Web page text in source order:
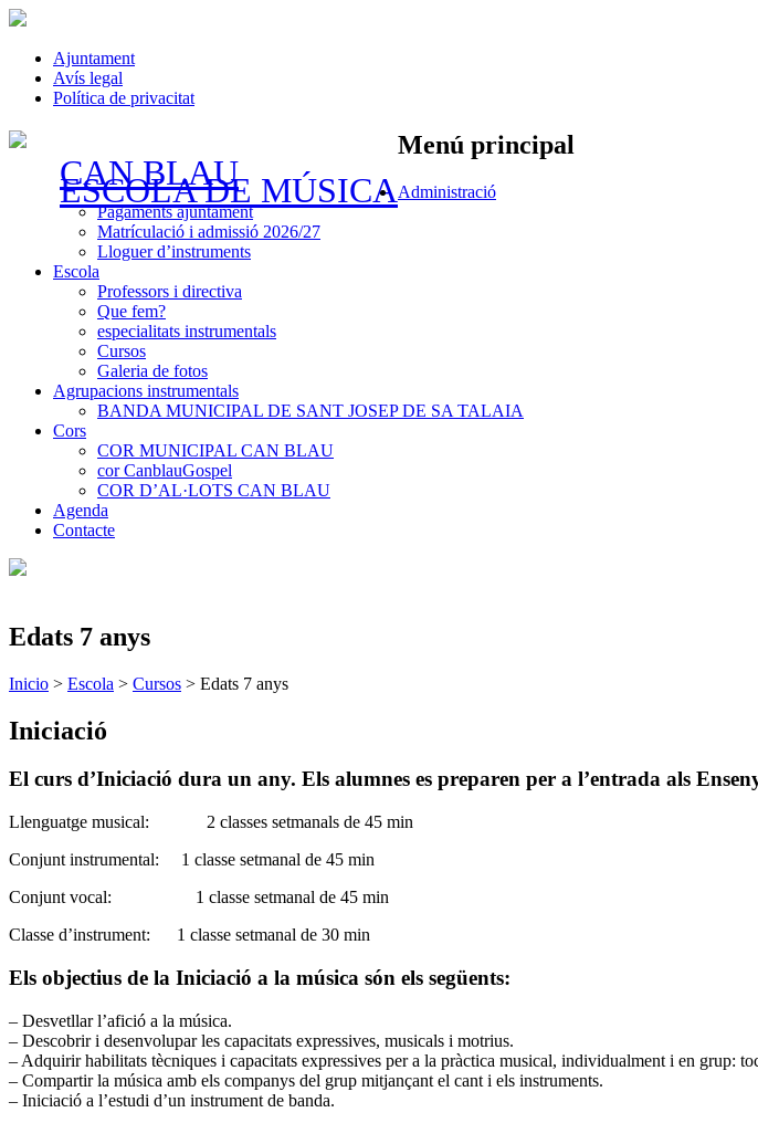
Ajuntament
Avís legal
Política de privacitat
CAN BLAU
ESCOLA DE MÚSICA
Menú principal
Vés
al
Administració
Pagaments ajuntament
Matrículació i admissió 2026/27
Lloguer d’instruments
Escola
Professors i directiva
Que fem?
especialitats instrumentals
Cursos
Galeria de fotos
Agrupacions instrumentals
BANDA MUNICIPAL DE SANT JOSEP DE SA TALAIA
Cors
COR MUNICIPAL CAN BLAU
cor CanblauGospel
COR D’AL·LOTS CAN BLAU
Agenda
Contacte
Edats 7 anys
Inicio > Escola > Cursos > Edats 7 anys
Iniciació
El curs d’Iniciació dura un any. Els alumnes es preparen per a l’entrada als
Llenguatge musical: 2 classes setmanals de 45 min
Conjunt instrumental: 1 classe setmanal de 45 min
Conjunt vocal: 1 classe setmanal de 45 min
Classe d’instrument: 1 classe setmanal de 30 min
Els objectius de la Iniciació a la música són els següents:
– Desvetllar l’afició a la música.
– Descobrir i desenvolupar les capacitats expressives, musicals i motrius.
– Adquirir habilitats tècniques i capacitats expressives per a la pràctica musical, individualment i en grup:
– Compartir la música amb els companys del grup mitjançant el cant i els instruments.
– Iniciació a l’estudi d’un instrument de banda.